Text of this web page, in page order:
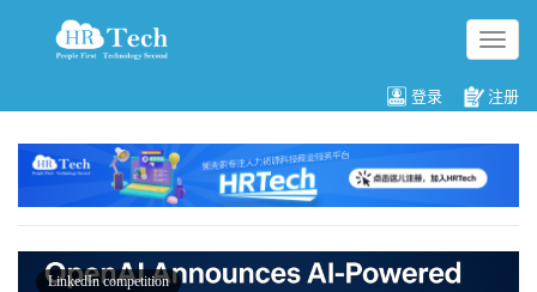
切
换
航
登录 注册
LinkedIn competition